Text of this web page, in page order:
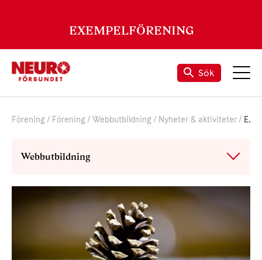
EXEMPELFÖRENING
Sök
Förening Förening Webbutbildning Nyheter & aktiviteter En återkommande aktivitet
Webbutbildning